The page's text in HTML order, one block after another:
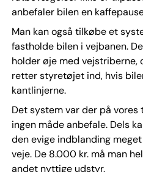
anbefaler bilen en
Man kan også tilkøbe et
fastholde bilen i vejbanen.
holder øje med vejstriberne,
retter styretøjet ind, hvis
kantlinjerne.
Det system var der på vores
ingen måde anbefale. Dels
den evige indblanding
veje. De 8.000 kr. må man
andet nyttige udstyr.